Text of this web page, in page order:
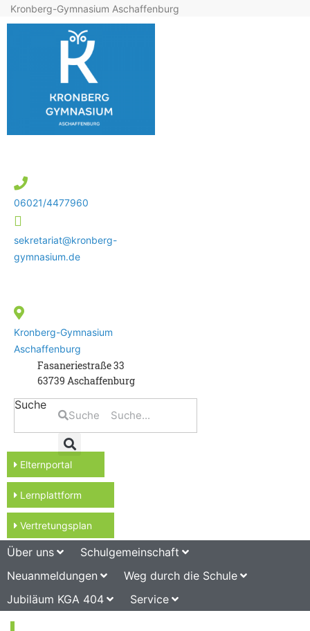
Kronberg-Gymnasium Aschaffenburg
06021/4477960
sekretariat@kronberg-
gymnasium.de
Kronberg-Gymnasium
Aschaffenburg
Fasaneriestraße 33
63739 Aschaffenburg
Suche
Suche
Elternportal
Lernplattform
Vertretungsplan
Über uns
Schulgemeinschaft
Neuanmeldungen
Weg durch die Schule
Jubiläum KGA 404
Service